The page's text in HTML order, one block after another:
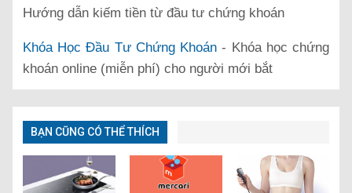
Hướng dẫn kiếm tiền từ đầu tư chứng khoán
Khóa Học Đầu Tư Chứng Khoán - Khóa học chứng
khoán online (miễn phí) cho người mới bắt
BẠN CŨNG CÓ THỂ THÍCH